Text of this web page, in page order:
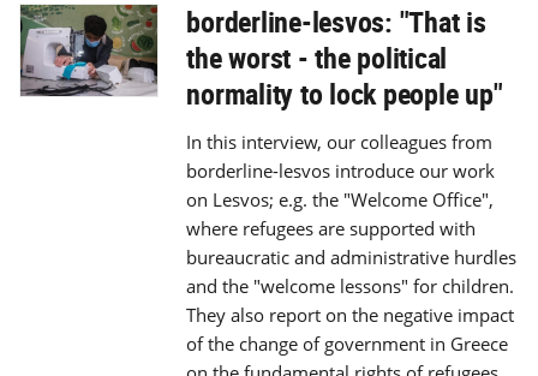
borderline-lesvos: "That is
the worst - the political
normality to lock people up"
In this interview, our colleagues from
borderline-lesvos introduce our work
on Lesvos; e.g. the "Welcome Office",
where refugees are supported with
bureaucratic and administrative hurdles
and the "welcome lessons" for children.
They also report on the negative impact
of the change of government in Greece